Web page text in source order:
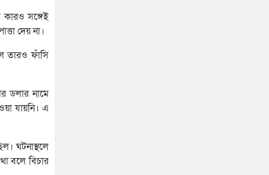
কারও সঙ্গেই
দেয় না।
তারও ফাঁসি
ডলার নামে
যায়নি। এ
ঘটনাস্থলে
বলে বিচার